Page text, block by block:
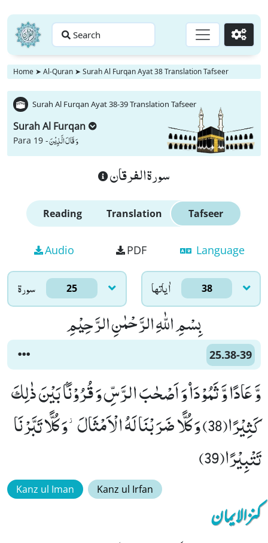
Search Go
Home ➤ Al-Quran ➤ Surah Al Furqan Ayat 38 Translation Tafseer
Surah Al Furqan Ayat 38-39 Translation Tafseer
Surah Al Furqan
Para 19 -وَ قَالَ الَّذِیْنَ
سورة الفرقان
Reading Translation Tafseer
Audio PDF Language
سورۃ 25 اٰياتها 38
بِسْمِ اللّٰهِ الرَّحْمٰنِ الرَّحِیْمِ
25.38-39
وَّ عَادًا وَّ ثَمُوْدَاۡ وَ اَصْحٰبَ الرَّسِّ وَ قُرُوْنًۢا بَیْنَ ذٰلِكَ
كَثِیْرًا(38) وَ كُلًّا ضَرَبْنَا لَهُ الْاَمْثَالَ٘-وَ كُلًّا تَبَّرْنَا
تَتْبِیْرًا(39)
Kanz ul Iman Kanz ul Irfan
کنزالایمان